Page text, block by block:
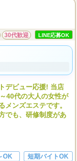
30代歓迎 LINE応募OK
デビュー応援! 当店
40代の大人の女性が
メンズエステです。
でも、研修制度があ
OK
短期バイトOK